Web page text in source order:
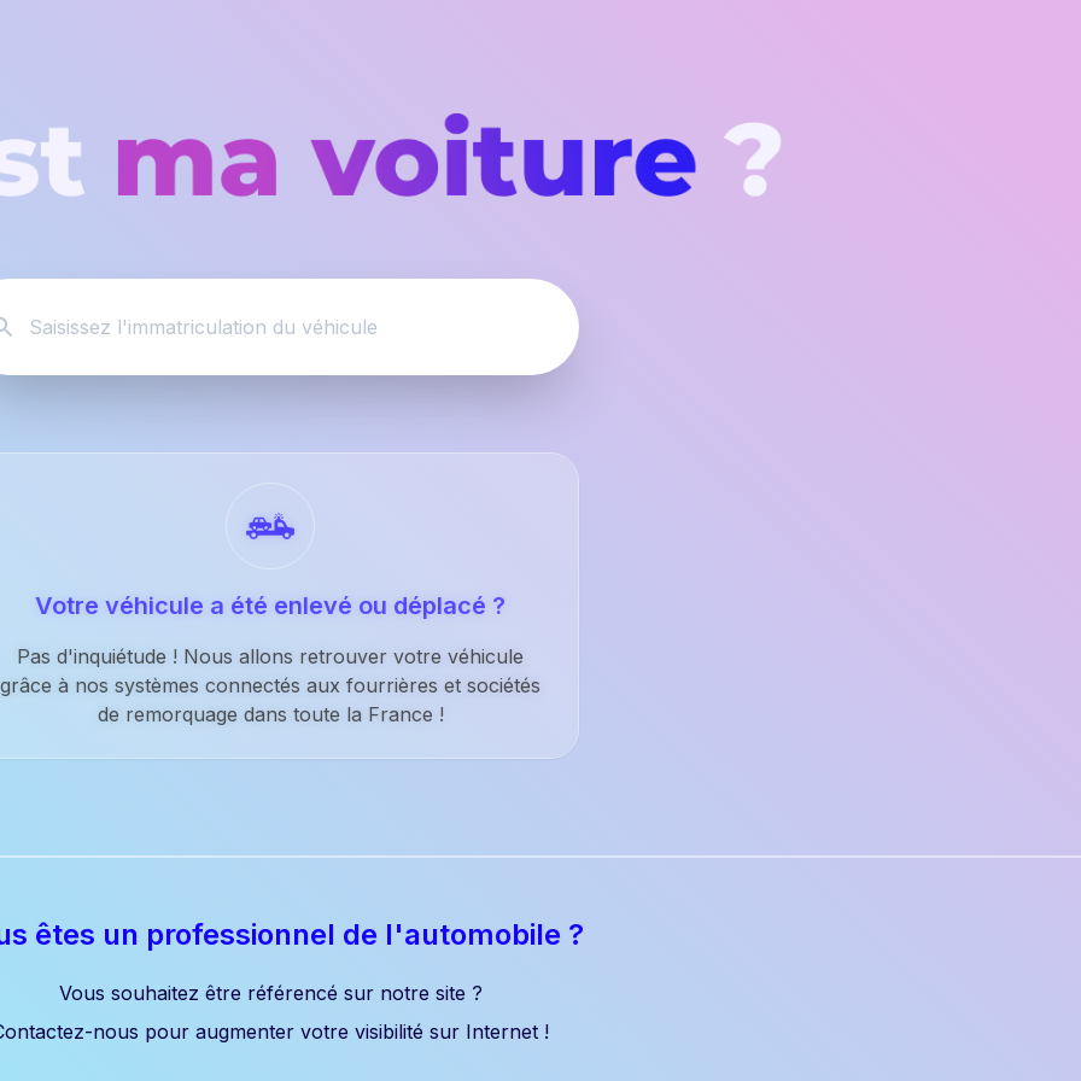
Saisissez l'immatriculation du véhicule
Votre véhicule a été enlevé ou déplacé ?
Pas d'inquiétude ! Nous allons retrouver votre véhicule
grâce à nos systèmes connectés aux fourrières et sociétés
de remorquage dans toute la France !
êtes un professionnel de l'automobile ?
Vous souhaitez être référencé sur notre site ?
nous pour augmenter votre visibilité sur Internet !